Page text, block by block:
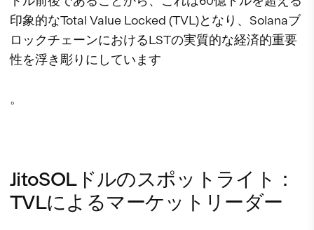
印象的なTotal Value Locked (TVL)となり、Solanaブ
ロックチェーンにおけるLSTの実質的な経済的重要
性を浮き彫りにしています
。
JitoSOLドルのスポットライト：
TVLによるマーケットリーダー